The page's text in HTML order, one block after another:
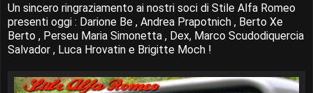
Un sincero ringraziamento ai nostri soci di Stile Alfa Romeo
presenti oggi : Darione Be , Andrea Prapotnich , Berto Xe
Berto , Perseu Maria Simonetta , Dex, Marco Scudodiquercia
Salvador , Luca Hrovatin e Brigitte Moch !